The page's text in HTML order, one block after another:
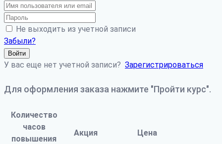
Не выходить из учетной записи
Забыли?
Войти
У вас еще нет учетной записи? Зарегистрироваться
Для оформления заказа нажмите "Пройти курс".
Количество
часов
повышения
Акция Цена